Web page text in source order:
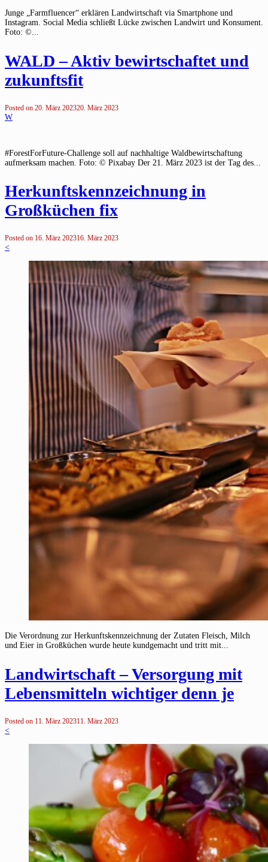
Junge „Farmfluencer“ erklären Landwirtschaft via Smartphone und
Instagram. Social Media schließt Lücke zwischen Landwirt und Konsument.
Foto: ©...
WALD – Aktiv bewirtschaftet und
zukunftsfit
Posted on 20. März 202320. März 2023
W
#ForestForFuture-Challenge soll auf nachhaltige Waldbewirtschaftung
aufmerksam machen. Foto: © Pixabay Der 21. März 2023 ist der Tag des...
Herkunftskennzeichnung in
Großküchen fix
Posted on 16. März 202316. März 2023
<
Die Verordnung zur Herkunftskennzeichnung der Zutaten Fleisch, Milch
und Eier in Großküchen wurde heute kundgemacht und tritt mit...
Landwirtschaft – Versorgung mit
Lebensmitteln wichtiger denn je
Posted on 11. März 202311. März 2023
<